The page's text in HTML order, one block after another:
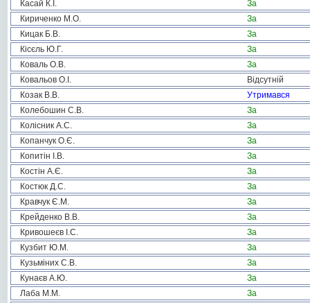
Касай К.І.
За
Кириченко М.О.
За
Кицак Б.В.
За
Кісєль Ю.Г.
За
Коваль О.В.
За
Ковальов О.І.
Відсутній
Козак В.В.
Утримався
Колебошин С.В.
За
Колісник А.С.
За
Копанчук О.Є.
За
Копитін І.В.
За
Костін А.Є.
За
Костюк Д.С.
За
Кравчук Є.М.
За
Крейденко В.В.
За
Кривошеєв І.С.
За
Кузбит Ю.М.
За
Кузьміних С.В.
За
Кунаєв А.Ю.
За
Лаба М.М.
За